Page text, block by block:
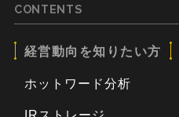
CONTENTS
経営動向を知りたい方
ホットワード分析